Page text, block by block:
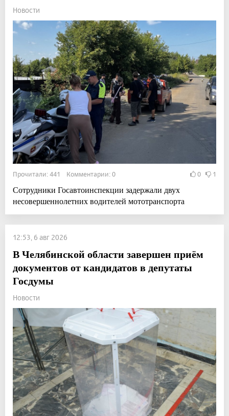
Новости
Прочитали: 441 Комментарии: 0 0 1
Сотрудники Госавтоинспекции задержали двух
несовершеннолетних водителей мототранспорта
12:53, 6 авг 2026
В Челябинской области завершен приём
документов от кандидатов в депутаты
Госдумы
Новости